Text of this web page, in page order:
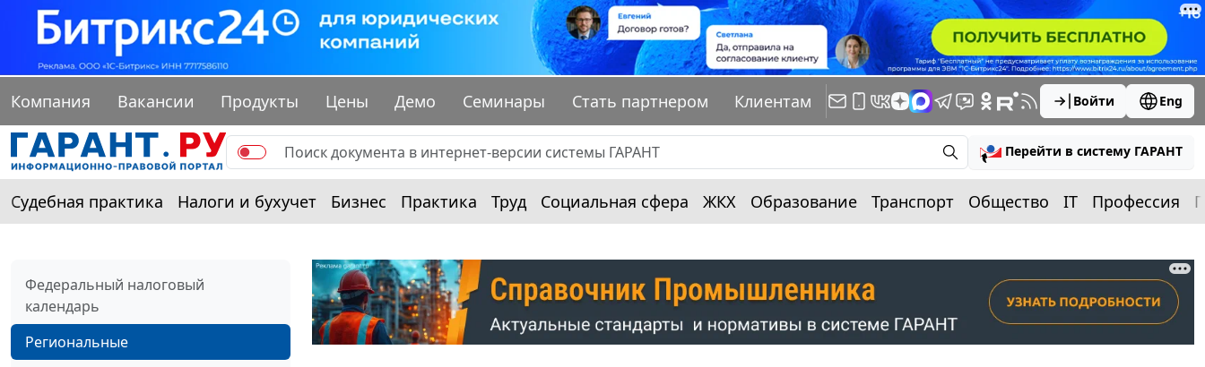
Компания Вакансии Продукты Цены Демо Семинары Стать партнером Клиентам Войти Eng
Перейти в систему ГАРАНТ
Судебная практика Налоги и бухучет Бизнес Практика Труд Социальная сфера ЖКХ Образование Транспорт Общество IT Профессия
Федеральный налоговый
календарь
Региональные